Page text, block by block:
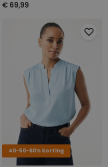
€ 69,99
40-50-60% korting